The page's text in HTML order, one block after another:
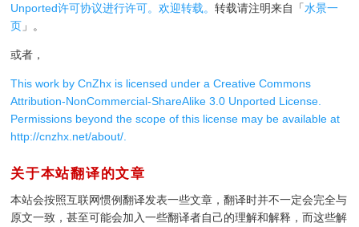
Unported许可协议进行许可。欢迎转载。转载请注明来自「水景一
页 」。
或者，
This work byCnZhx is licensed under aCreative Commons
Attribution-NonCommercial-ShareAlike 3.0 Unported License
Permissions beyond the scope of this license may be available at
http://cnzhx.net/about/
关于本站翻译的文章
本站会按照互联网惯例翻译发表一些文章，翻译时并不一定会完全与
原文一致，甚至可能会加入一些翻译者自己的理解和解释，而这些解